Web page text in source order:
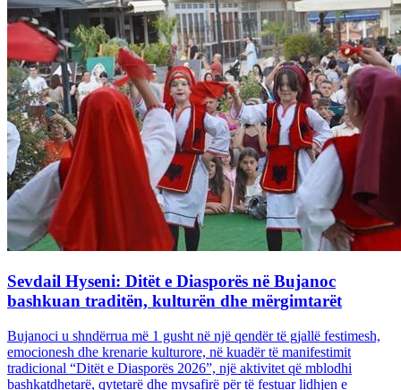
Sevdail Hyseni: Ditët e Diasporës në Bujanoc
bashkuan traditën, kulturën dhe mërgimtarët
Bujanoci u shndërrua më 1 gusht në një qendër të gjallë festimesh,
emocionesh dhe krenarie kulturore, në kuadër të manifestimit
tradicional “Ditët e Diasporës 2026”, një aktivitet që mblodhi
bashkatdhetarë, qytetarë dhe mysafirë për të festuar lidhjen e